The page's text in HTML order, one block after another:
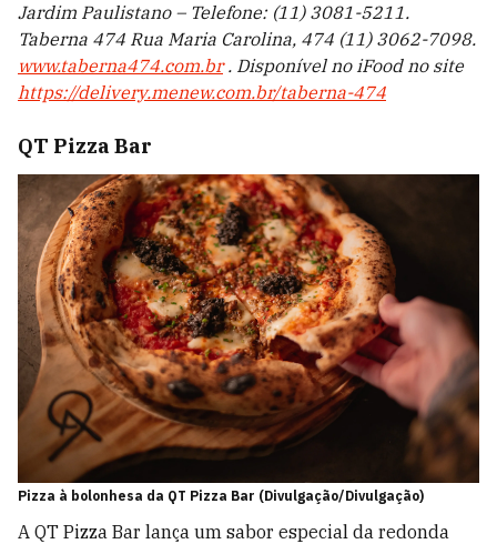
Jardim Paulistano – Telefone: (11) 3081-5211.
Taberna 474 Rua Maria Carolina, 474 (11) 3062-7098.
www.taberna474.com.br. Disponível no iFood no site
https://delivery.menew.com.br/taberna-474
QT Pizza Bar
Pizza à bolonhesa da QT Pizza Bar (Divulgação/Divulgação)
A QT Pizza Bar lança um sabor especial da redonda